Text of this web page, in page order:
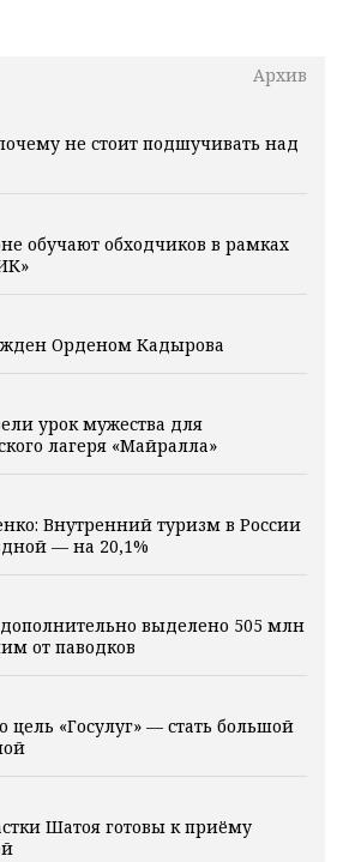
Архив
не стоит подшучивать над
обучают обходчиков в рамках
Орденом Кадырова
урок мужества для
лагеря «Майралла»
Внутренний туризм в России
— на 20,1%
выделено 505 млн
от паводков
цель «Госулуг» — стать большой
Шатоя готовы к приёму